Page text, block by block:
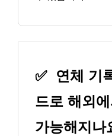
✅
연체 기
드로 해외
가능해지나